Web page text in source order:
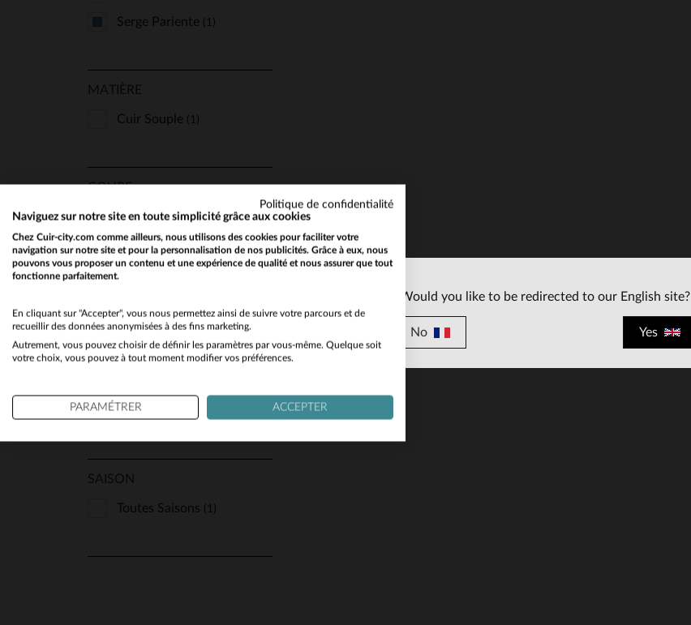
Serge Pariente (1)
MATIÈRE
Cuir Souple (1)
COUPE
Regular(1)
Col Chemise(1)
Chic Et Classe
SAISON
Toutes Saisons (1)
TAILLES DISPONIBLES
Would you like to be redirected to our English site?
No Yes
Politique de confidentialité
Naviguez sur notre site en toute simplicité grâce aux cookies
Chez Cuir-city.com comme ailleurs, nous utilisons des cookies pour faciliter votre
navigation sur notre site et pour la personnalisation de nos publicités. Grâce à eux, nous
pouvons vous proposer un contenu et une expérience de qualité et nous assurer que tout
fonctionne parfaitement.
En cliquant sur "Accepter", vous nous permettez ainsi de suivre votre parcours et de
recueillir des données anonymisées à des fins marketing.
Autrement, vous pouvez choisir de définir les paramètres par vous-même. Quelque soit
votre choix, vous pouvez à tout moment modifier vos préférences.
PARAMÉTRER ACCEPTER